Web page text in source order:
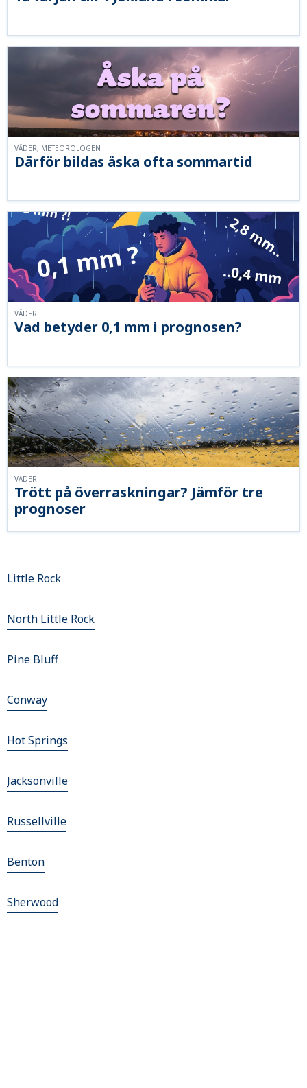
Därför bildas åska ofta sommartid
VÄDER, METEOROLOGEN
Vad betyder 0,1 mm i prognosen?
VÄDER
Trött på överraskningar? Jämför tre
prognoser
VÄDER
Little Rock
North Little Rock
Pine Bluff
Conway
Hot Springs
Jacksonville
Russellville
Benton
Sherwood